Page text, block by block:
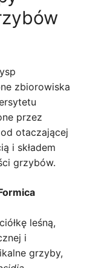
zbiorowiska
przez
otaczającej
i składem
grzybów.
leśną,
i
grzyby,